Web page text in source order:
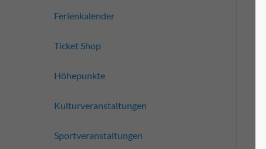
Ferienkalender
Ticket Shop
Höhepunkte
Kulturveranstaltungen
Sportveranstaltungen